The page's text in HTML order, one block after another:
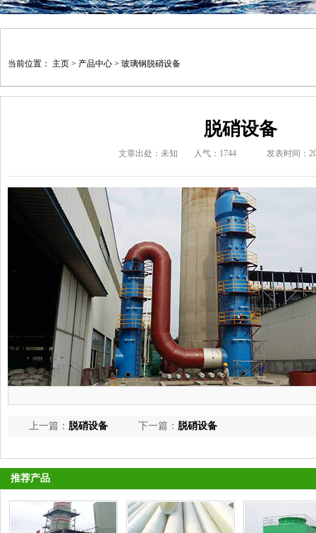
当前位置： 主页 > 产品中心 > 玻璃钢脱硝设备
脱硝设备
文章出处：未知 人气：1744 发表时间：
上一篇： 脱硝设备 下一篇： 脱硝设备
推荐产品